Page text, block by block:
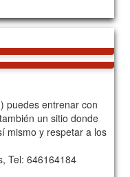
puedes entrenar con
un sitio donde
mismo y respetar a los
Tel: 646164184